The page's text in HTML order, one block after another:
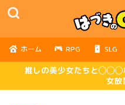
ホーム RPG SLG
推しの美少女たちと◯◯◯
女放